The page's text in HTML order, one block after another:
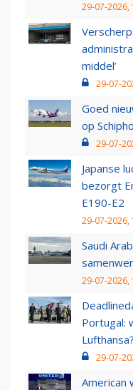
29-07-2026,
middel’
29-07-
Goed
op
29-07-
Japanse
bezorgt
E190-E2
29-07-2026,
Saudi
29-07-2026,
Portugal:
Lufthansa?
29-07-
American